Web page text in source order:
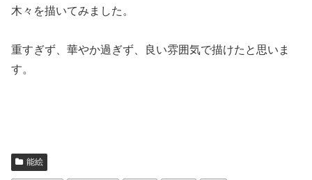
木々を描いてみました。
重すぎず、華やか過ぎず、良い雰囲気で描けたと思いま
す。
能絵